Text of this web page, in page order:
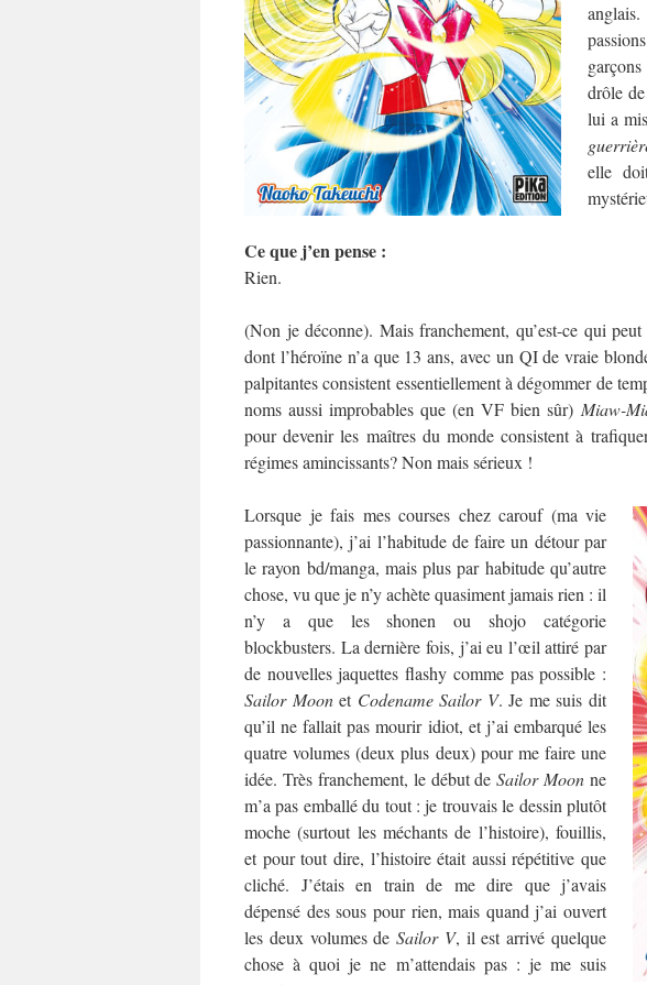
drôle
lui a
elle
Ce que j’en pense :
Rien.
(Non je déconne). Mais franchement, qu’est-ce qui
dont l’héroïne n’a que 13 ans, avec un QI de vraie
palpitantes consistent essentiellement à dégommer de
noms aussi improbables que (en VF bien sûr) Miaw-
pour devenir les maîtres du monde consistent à
régimes amincissants? Non mais sérieux !
Lorsque je fais mes courses chez carouf (ma vie
passionnante), j’ai l’habitude de faire un détour par
le rayon bd/manga, mais plus par habitude qu’autre
chose, vu que je n’y achète quasiment jamais rien : il
n’y a que les shonen ou shojo catégorie
blockbusters. La dernière fois, j’ai eu l’œil attiré par
de nouvelles jaquettes flashy comme pas possible :
Sailor Moonet Codename Sailor V. Je me suis dit
qu’il ne fallait pas mourir idiot, et j’ai embarqué les
quatre volumes (deux plus deux) pour me faire une
idée. Très franchement, le début deSailor Moon ne
m’a pas emballé du tout : je trouvais le dessin plutôt
moche (surtout les méchants de l’histoire), fouillis,
et pour tout dire, l’histoire était aussi répétitive que
cliché. J’étais en train de me dire que j’avais
dépensé des sous pour rien, mais quand j’ai ouvert
les deux volumes deSailor V, il est arrivé quelque
chose à quoi je ne m’attendais pas : je me suis